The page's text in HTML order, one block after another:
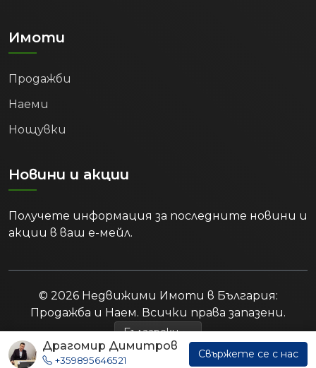
Драгомир Димитров
+359895646521 Свържете се с нас
Имоти
Продажби
Наеми
Нощувки
Новини и акции
Получете информация за последните новини и
акции в ваш е-мейл.
© 2026 Недвижими Имоти в България:
Продажба и Наем. Всички права запазени.